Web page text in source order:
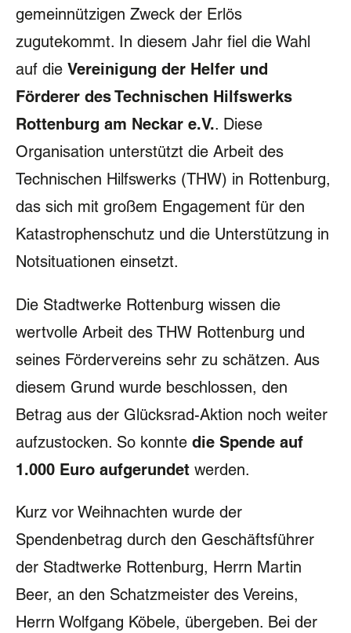
gemeinnützigen Zweck der Erlös
zugutekommt. In diesem Jahr fiel die Wahl
auf die Vereinigung der Helfer und
Förderer des Technischen Hilfswerks
Rottenburg am Neckar e.V.. Diese
Organisation unterstützt die Arbeit des
Technischen Hilfswerks (THW) in Rottenburg,
das sich mit großem Engagement für den
Katastrophenschutz und die Unterstützung in
Notsituationen einsetzt.
Die Stadtwerke Rottenburg wissen die
wertvolle Arbeit des THW Rottenburg und
seines Fördervereins sehr zu schätzen. Aus
diesem Grund wurde beschlossen, den
Betrag aus der Glücksrad-Aktion noch weiter
aufzustocken. So konnte die Spende auf
1.000 Euro aufgerundet werden.
Kurz vor Weihnachten wurde der
Spendenbetrag durch den Geschäftsführer
der Stadtwerke Rottenburg, Herrn Martin
Beer, an den Schatzmeister des Vereins,
Herrn Wolfgang Köbele, übergeben. Bei der